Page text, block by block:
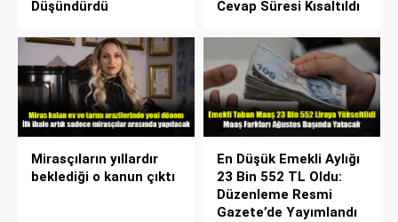
Düşündürdü
Cevap Süresi Kısaltıldı
Mirasçıların yıllardır
beklediği o kanun çıktı
En Düşük Emekli Aylığı
23 Bin 552 TL Oldu:
Düzenleme Resmi
Gazete’de Yayımlandı